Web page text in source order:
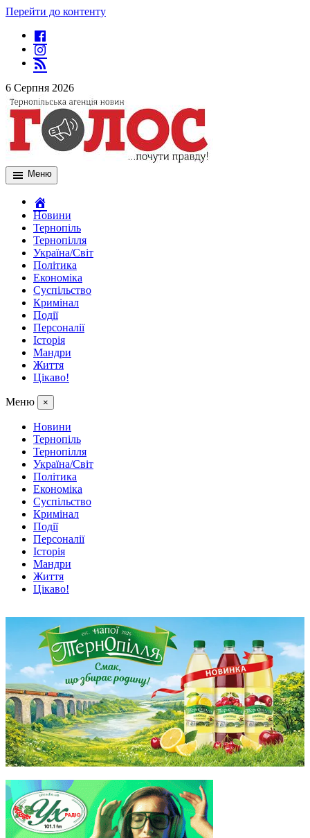
Перейти до контенту
6 Серпня 2026
Меню
Новини
Тернопіль
Тернопілля
Україна/Світ
Політика
Економіка
Суспільство
Кримінал
Події
Персоналії
Історія
Мандри
Життя
Цікаво!
Меню ×
Новини
Тернопіль
Тернопілля
Україна/Світ
Політика
Економіка
Суспільство
Кримінал
Події
Персоналії
Історія
Мандри
Життя
Цікаво!